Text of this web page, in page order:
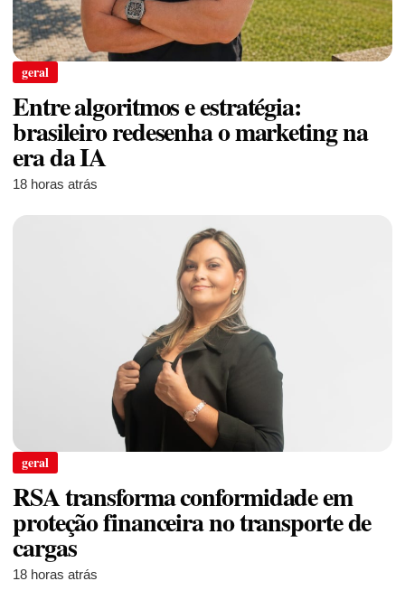
geral
Entre algoritmos e estratégia:
brasileiro redesenha o marketing na
era da IA
18 horas atrás
geral
RSA transforma conformidade em
proteção financeira no transporte de
cargas
18 horas atrás